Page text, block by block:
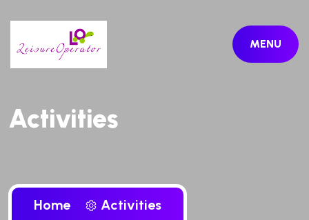
MENU
Activities
Home Activities